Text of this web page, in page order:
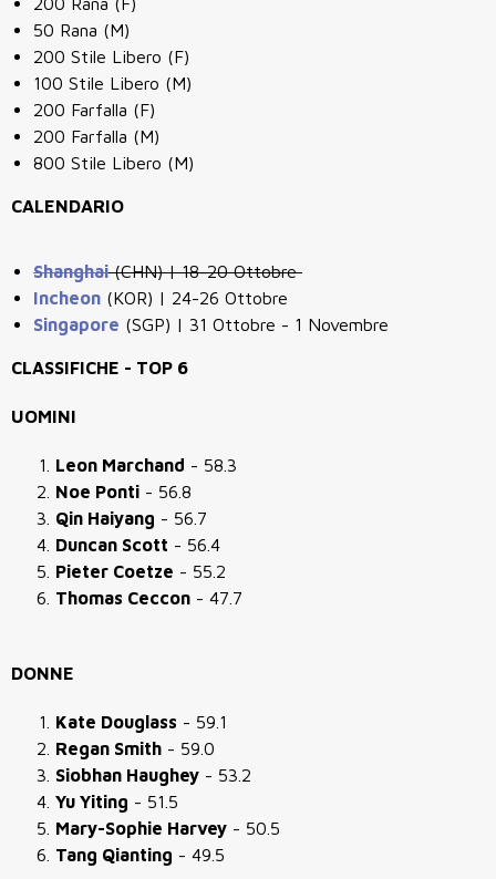
50 Rana (M)
200 Stile Libero (F)
100 Stile Libero (M)
200 Farfalla (F)
200 Farfalla (M)
800 Stile Libero (M)
CALENDARIO
Shanghai(CHN) | 18-20 Ottobre
Incheon (KOR) | 24-26 Ottobre
Singapore (SGP) | 31 Ottobre - 1 Novembre
CLASSIFICHE - TOP 6
UOMINI
Leon Marchand - 58.3
Noe Ponti - 56.8
Qin Haiyang - 56.7
Duncan Scott - 56.4
Pieter Coetze - 55.2
Thomas Ceccon - 47.7
DONNE
Kate Douglass - 59.1
Regan Smith - 59.0
Siobhan Haughey - 53.2
Yu Yiting - 51.5
Mary-Sophie Harvey - 50.5
Tang Qianting - 49.5